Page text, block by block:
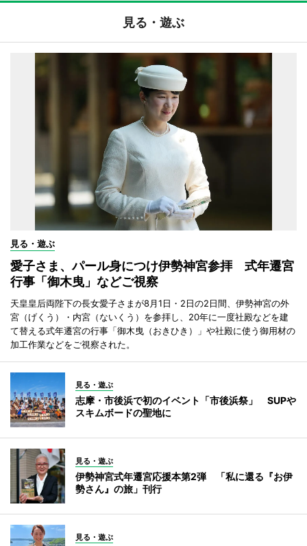
見る・遊ぶ
見る・遊ぶ
愛子さま、パール身につけ伊勢神宮参拝 式年遷宮
行事「御木曳」などご視察
天皇皇后両陛下の長女愛子さまが8月1日・2日の2日間、伊勢神宮の外
宮（げくう）・内宮（ないくう）を参拝し、20年に一度社殿などを建
て替える式年遷宮の行事「御木曳（おきひき）」や社殿に使う御用材の
加工作業などをご視察された。
見る・遊ぶ
志摩・市後浜で初のイベント「市後浜祭」 SUPや
スキムボードの聖地に
見る・遊ぶ
伊勢神宮式年遷宮応援本第2弾 「私に還る『お伊
勢さん』の旅」刊行
見る・遊ぶ